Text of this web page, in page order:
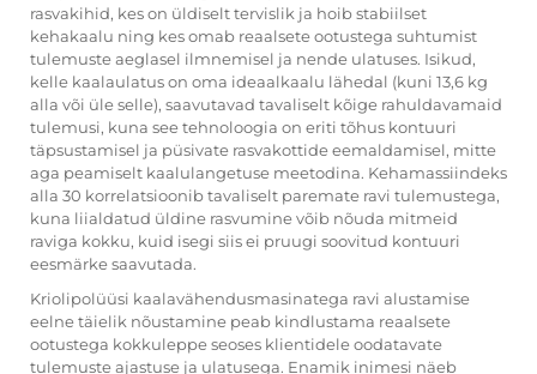
rasvakihid, kes on üldiselt tervislik ja hoib stabiilset
kehakaalu ning kes omab reaalsete ootustega suhtumist
tulemuste aeglasel ilmnemisel ja nende ulatuses. Isikud,
kelle kaalaulatus on oma ideaalkaalu lähedal (kuni 13,6 kg
alla või üle selle), saavutavad tavaliselt kõige rahuldavamaid
tulemusi, kuna see tehnoloogia on eriti tõhus kontuuri
täpsustamisel ja püsivate rasvakottide eemaldamisel, mitte
aga peamiselt kaalulangetuse meetodina. Kehamassiindeks
alla 30 korrelatsioonib tavaliselt paremate ravi tulemustega,
kuna liialdatud üldine rasvumine võib nõuda mitmeid
raviga kokku, kuid isegi siis ei pruugi soovitud kontuuri
eesmärke saavutada.
Kriolipolüüsi kaalavähendusmasinatega ravi alustamise
eelne täielik nõustamine peab kindlustama reaalsete
ootustega kokkuleppe seoses klientidele oodatavate
tulemuste ajastuse ja ulatusega. Enamik inimesi näeb